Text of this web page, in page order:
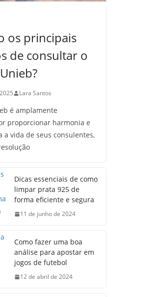
os principais
de consultar o
Lara Santos
é amplamente
proporcionar harmonia e
a vida de seus consulentes,
Dicas essenciais de como
limpar prata 925 de
forma eficiente e segura
11 de junho de 2024
Como fazer uma boa
análise para apostar em
jogos de futebol
12 de abril de 2024